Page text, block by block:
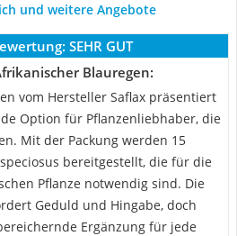
und weitere Angebote
SEHR GUT
Blauregen:
vom Hersteller Saflax präsentiert
Option für Pflanzenliebhaber, die
Mit der Packung werden 15
bereitgestellt, die für die
Pflanze notwendig sind. Die
Geduld und Hingabe, doch
Ergänzung für jede